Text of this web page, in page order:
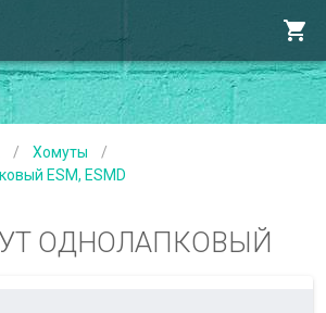
/ Хомуты
/
ESM, ESMD
ОДНОЛАПКОВЫЙ